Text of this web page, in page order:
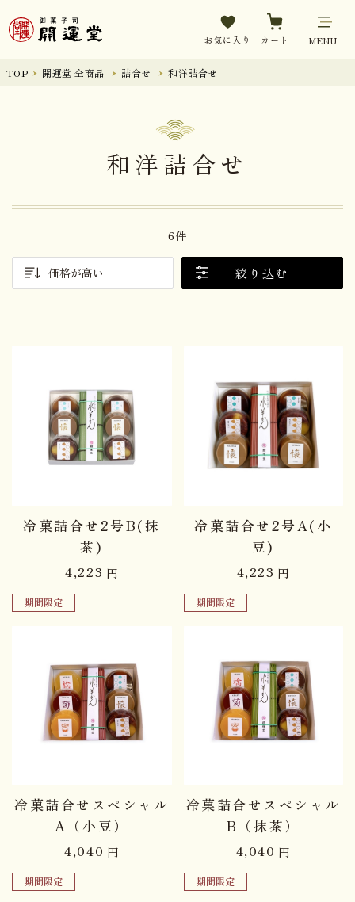
お気に入り カート MENU
TOP 開運堂 全商品 詰合せ 和洋詰合せ
和洋詰合せ
6件
価格が高い 絞り込む
冷菓詰合せ2号B(抹
茶)
4,223 円
期間限定
冷菓詰合せ2号A(小
豆)
4,223 円
期間限定
冷菓詰合せスペシャル
A（小豆）
4,040 円
期間限定
冷菓詰合せスペシャル
B（抹茶）
4,040 円
期間限定